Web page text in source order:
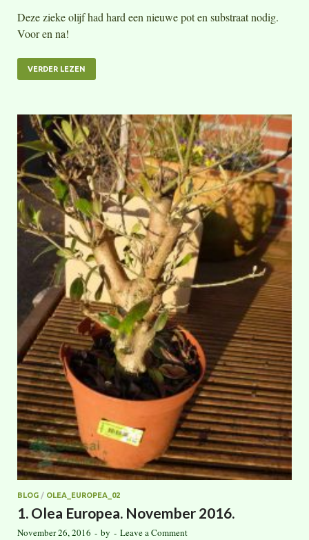
Deze zieke olijf had hard een nieuwe pot en substraat nodig.
Voor en na!
VERDER LEZEN
BLOG / OLEA_EUROPEA_02
1. Olea Europea. November 2016.
November 26, 2016 - by - Leave a Comment